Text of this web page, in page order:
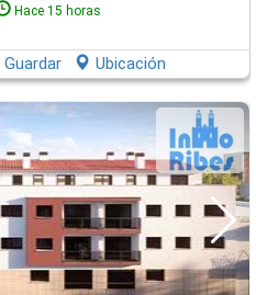
Hace 15 horas
Guardar Ubicación